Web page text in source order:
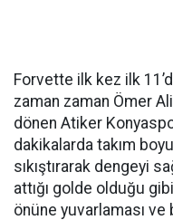
Forvette ilk kez ilk
zaman zaman Ömer
dönen Atiker
dakikalarda takım
sıkıştırarak dengeyi
attığı golde olduğu
önüne yuvarlaması